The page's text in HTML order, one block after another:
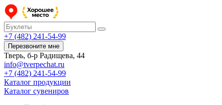
+7 (482) 241-54-99
Перезвоните мне
Тверь, б-р Радищева, 44
info@tverpechat.ru
+7 (482) 241-54-99
Каталог продукции
Каталог сувениров